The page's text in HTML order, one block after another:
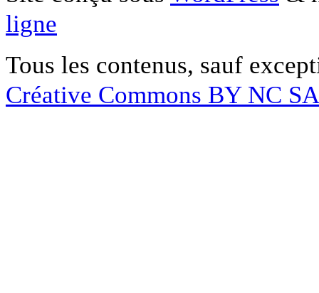
ligne
Tous les contenus, sauf
Créative Commons BY NC SA